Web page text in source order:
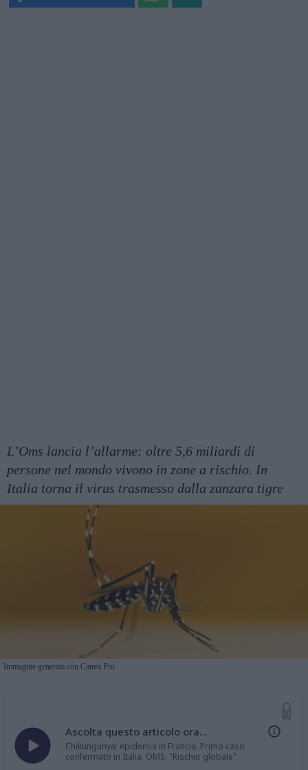
L’Oms lancia l’allarme: oltre 5,6 miliardi di
persone nel mondo vivono in zone a rischio. In
Italia torna il virus trasmesso dalla zanzara tigre
Immagine generata con Canva Pro
Ascolta questo articolo ora...
Chikungunya: epidemia in Francia. Primo caso
confermato in Italia. OMS: "Rischio globale"